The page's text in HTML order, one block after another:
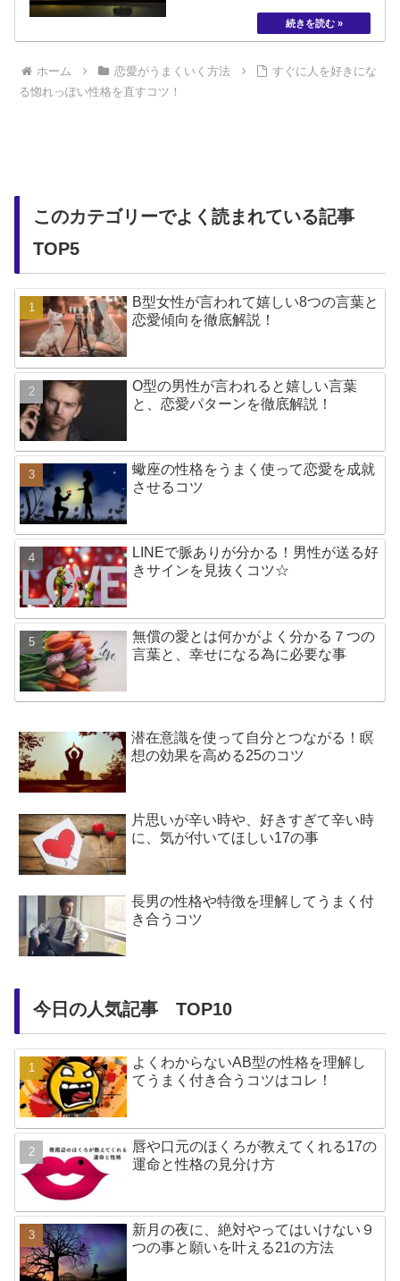
ホーム 恋愛がうまくいく方法
すぐに人を好きにな
る惚れっぽい性格を直すコツ！
このカテゴリーでよく読まれている記事
TOP5
B型女性が言われて嬉しい8つの言葉と
恋愛傾向を徹底解説！
O型の男性が言われると嬉しい言葉
と、恋愛パターンを徹底解説！
蠍座の性格をうまく使って恋愛を成就
させるコツ
LINEで脈ありが分かる！男性が送る好
きサインを見抜くコツ☆
無償の愛とは何かがよく分かる７つの
言葉と、幸せになる為に必要な事
潜在意識を使って自分とつながる！瞑
想の効果を高める25のコツ
片思いが辛い時や、好きすぎて辛い時
に、気が付いてほしい17の事
長男の性格や特徴を理解してうまく付
き合うコツ
今日の人気記事 TOP10
よくわからないAB型の性格を理解し
てうまく付き合うコツはコレ！
唇や口元のほくろが教えてくれる17の
運命と性格の見分け方
新月の夜に、絶対やってはいけない９
つの事と願いを叶える21の方法